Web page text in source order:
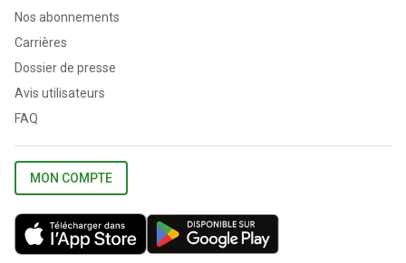
Nos abonnements
Carrières
Dossier de presse
Avis utilisateurs
FAQ
MON COMPTE